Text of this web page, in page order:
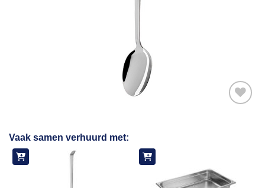
Vaak samen verhuurd met: